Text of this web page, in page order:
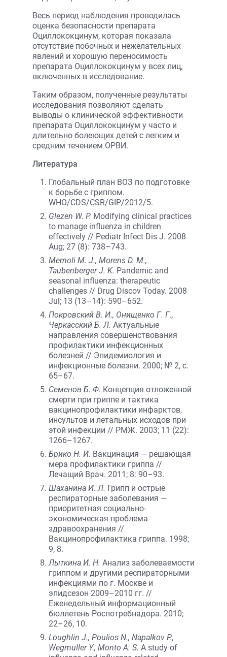
Весь период наблюдения проводилась
оценка безопасности препарата
Оциллококцинум, которая показала
отсутствие побочных и нежелательных
явлений и хорошую переносимость
препарата Оциллококцинум у всех лиц,
включенных в исследование.
Таким образом, полученные результаты
исследования позволяют сделать
выводы о клинической эффективности
препарата Оциллококцинум у часто и
длительно болеющих детей с легким и
средним течением ОРВИ.
Литература
Глобальный план ВОЗ по подготовке
к борьбе с гриппом.
WHO/CDS/CSR/GIP/2012/5.
Glezen W. P. Modifying clinical practices
to manage influenza in children
effectively // Pediatr Infect Dis J. 2008
Aug; 27 (8): 738–743.
Memoli M. J., Morens D. M.,
Taubenberger J. K. Pandemic and
seasonal influenza: therapeutic
challenges // Drug Discov Today. 2008
Jul; 13 (13–14): 590–652.
Покровский В. И., Онищенко Г. Г.,
Черкасский Б. Л. Актуальные
направления совершенствования
профилактики инфекционных
болезней // Эпидемиология и
инфекционные болезни. 2000; № 2, с.
65–67.
Семенов Б. Ф. Концепция отложенной
смерти при гриппе и тактика
вакцинопрофилактики инфарктов,
инсультов и летальных исходов при
этой инфекции // РМЖ. 2003; 11 (22):
1266–1267.
Брико Н. И. Вакцинация — решающая
мера профилактики гриппа //
Лечащий Врач. 2011; 8: 90–93.
Шаханина И. Л. Грипп и острые
респираторные заболевания —
приоритетная социально-
экономическая проблема
здравоохранения //
Вакцинопрофилактика гриппа. 1998;
9, 8.
Лыткина И. Н. Анализ заболеваемости
гриппом и другими респираторными
инфекциями по г. Москве и
эпидсезон 2009–2010 гг. //
Еженедельный информационный
бюллетень Роспотребнадора. 2010;
22–26, 10.
Loughlin J., Poulios N., Napalkov P.,
Wegmuller Y., Monto A. S. A study of